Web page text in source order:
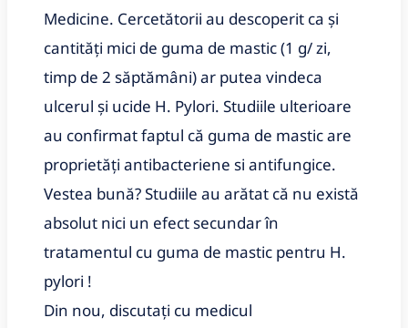
Medicine. Cercetătorii au descoperit ca și
cantități mici de guma de mastic (1 g/ zi,
timp de 2 săptămâni) ar putea vindeca
ulcerul și ucide H. Pylori. Studiile ulterioare
au confirmat faptul că guma de mastic are
proprietăți antibacteriene si antifungice.
Vestea bună? Studiile au arătat că nu există
absolut nici un efect secundar în
tratamentul cu guma de mastic pentru H.
pylori !
Din nou, discutați cu medicul